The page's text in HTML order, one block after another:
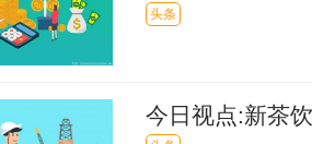
有色金属、光通
头条
今日视点:新茶